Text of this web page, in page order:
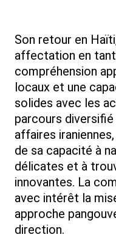
Son retour en
affectation en
compréhension
locaux et une
solides avec les
parcours
affaires
de sa capacité à
délicates et à
innovantes. La
avec intérêt la
approche
direction.